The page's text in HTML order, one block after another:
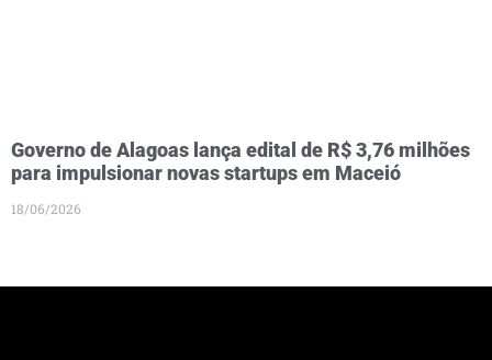
Governo de Alagoas lança edital de R$ 3,76 milhões
para impulsionar novas startups em Maceió
18/06/2026